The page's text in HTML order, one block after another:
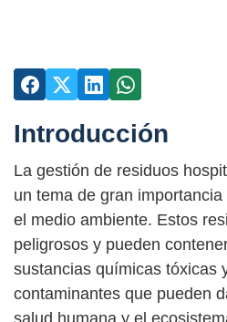
Introducción
La gestión de residuos
un tema de gran
el medio ambiente. Estos
peligrosos y pueden
sustancias químicas tóxicas
contaminantes que pueden